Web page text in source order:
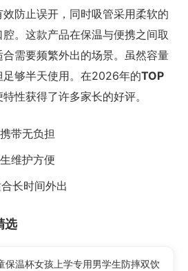
防止误开，同时吸管采用柔软的
。这款产品在保温与便携之间取
需要频繁外出的场景。虽然容量
够半天使用。在2026年的TOP
性获得了许多家长的好评。
带无负担
维护方便
长时间外出
选
保温杯女孩上学专用男学生防摔双饮